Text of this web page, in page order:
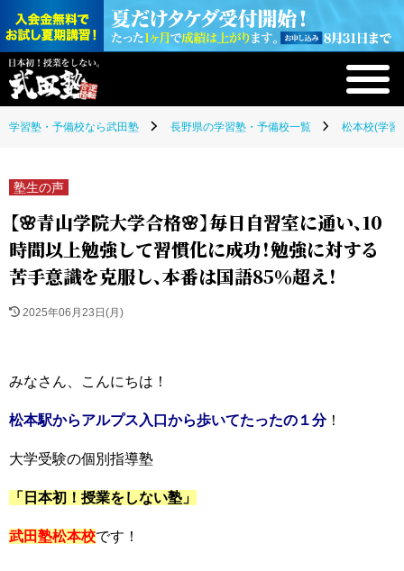
学習塾・予備校なら武田塾 長野県の学習塾・予備校一覧 松本校(学習
塾生の声
【🌸青山学院大学合格🌸】毎日自習室に通い、10
時間以上勉強して習慣化に成功！勉強に対する
苦手意識を克服し、本番は国語85％超え！
2025年06月23日(月)
みなさん、こんにちは！
松本駅からアルプス入口から歩いてたったの１分！
大学受験の個別指導塾
「日本初！授業をしない塾」
武田塾松本校です！